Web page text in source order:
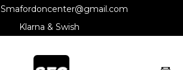
Smafordoncenter@gmail.com
Klarna & Swish